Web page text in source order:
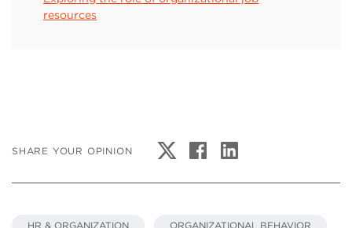
resources
SHARE YOUR OPINION
HR & ORGANIZATION ORGANIZATIONAL BEHAVIOR